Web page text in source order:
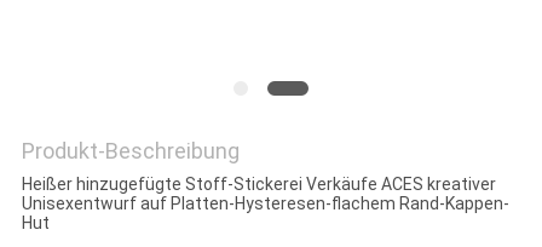
Produkt-Beschreibung
Heißer hinzugefügte Stoff-Stickerei Verkäufe ACES kreativer
Unisexentwurf auf Platten-Hysteresen-flachem Rand-Kappen-
Hut